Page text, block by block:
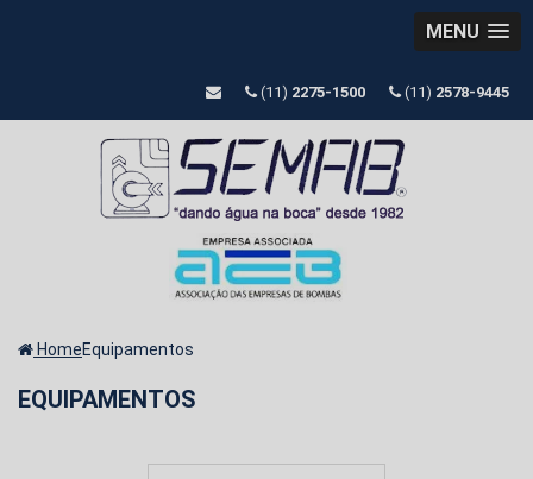
MENU
(11) 2578-9445
(11) 2275-1500
HomeEquipamentos
EQUIPAMENTOS